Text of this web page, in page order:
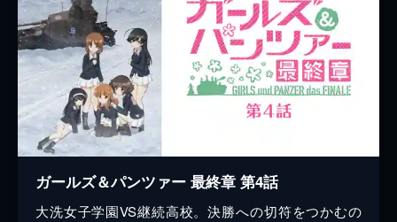
ガールズ＆パンツァー 最終章 第4話
大洗女子学園VS継続高校。決勝への切符をつかむの